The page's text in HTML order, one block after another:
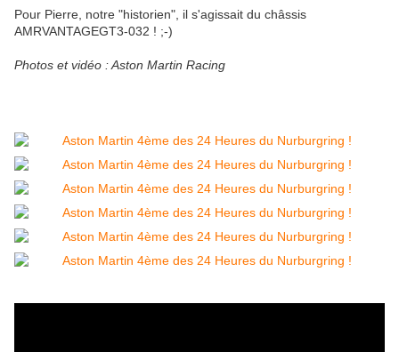
Pour Pierre, notre "historien", il s'agissait du châssis
AMRVANTAGEGT3-032 ! ;-)
Photos et vidéo : Aston Martin Racing